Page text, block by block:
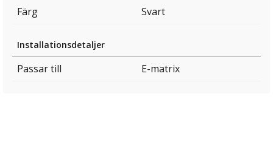
Färg
Svart
Installationsdetaljer
Passar till E-matrix